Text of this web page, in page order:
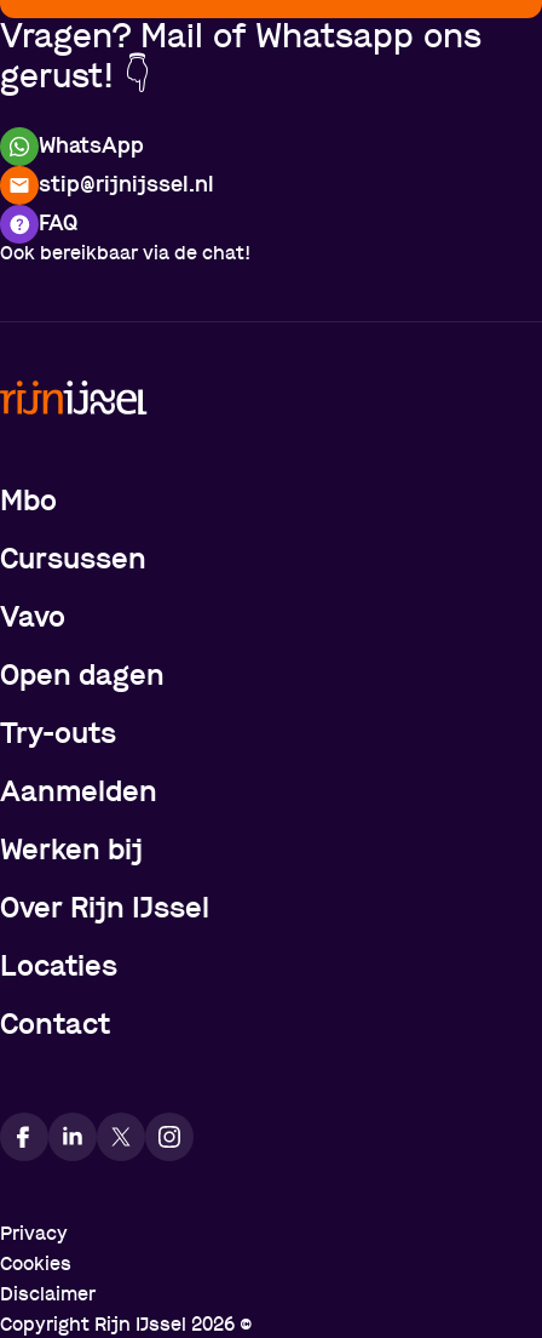
Vragen? Mail of Whatsapp ons
gerust! 👇
WhatsApp
stip@rijnijssel.nl
FAQ
Ook bereikbaar via de chat!
Meer over de opleidingen
Mbo
Cursussen
Vavo
Open dagen
Try-outs
Meer over Rijn IJssel
Aanmelden
Werken bij
Over Rijn IJssel
Locaties
Contact
Vindt ons op social media
Privacy
Cookies
Disclaimer
Copyright Rijn IJssel 2026 ©